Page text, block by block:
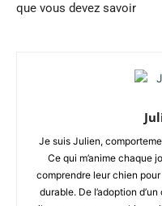
que vous devez savoir
Je suis Julien,
Ce qui m’anime chaque
comprendre leur chien
durable. De l’adoption